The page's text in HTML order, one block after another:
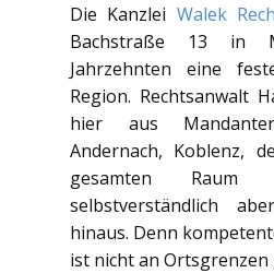
Die Kanzlei Walek
Bachstraße 13 in
Jahrzehnten eine
Region. Rechtsanwalt
hier aus
Andernach, Koblenz,
gesamten Raum
selbstverständlich
hinaus. Denn
ist nicht an Ortsgrenzen